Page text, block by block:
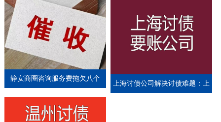
静安商圈咨询服务费拖欠八个
月，金诚介入三周协商到账
上海讨债公司解决讨债难题：上